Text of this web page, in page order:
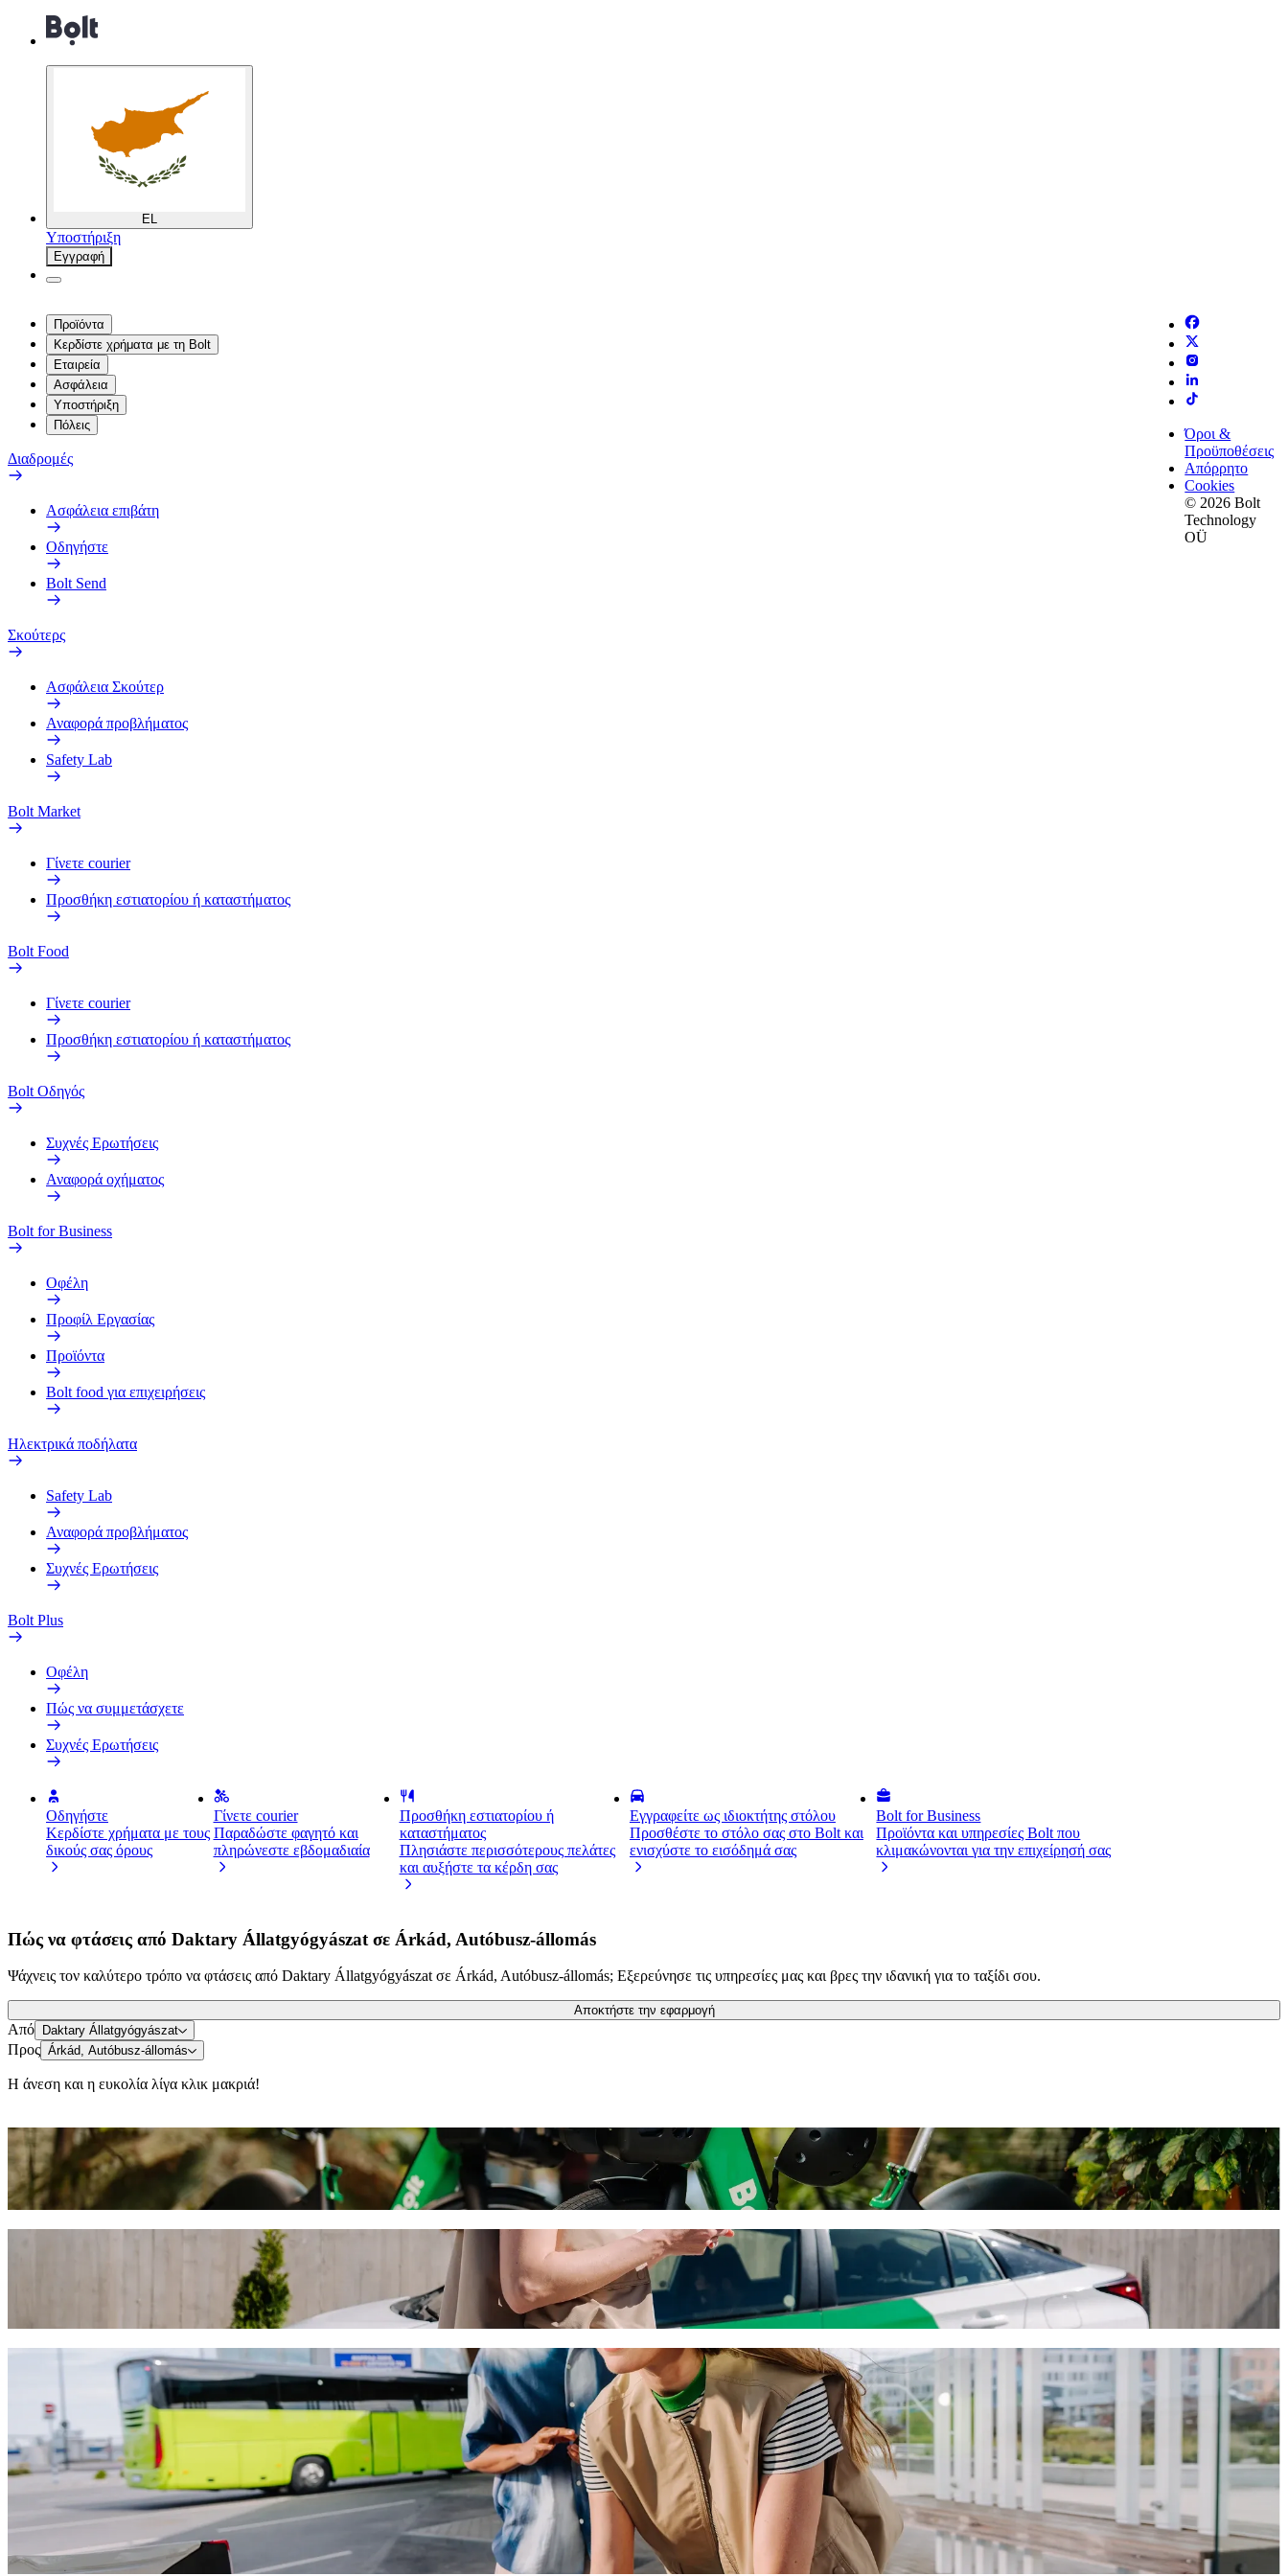
EL
Υποστήριξη
Εγγραφή
Προϊόντα
Κερδίστε χρήματα με τη Bolt
Εταιρεία
Ασφάλεια
Υποστήριξη
Πόλεις
Διαδρομές
Ασφάλεια επιβάτη
Οδηγήστε
Bolt Send
Σκούτερς
Ασφάλεια Σκούτερ
Αναφορά προβλήματος
Safety Lab
Bolt Market
Γίνετε courier
Προσθήκη εστιατορίου ή καταστήματος
Bolt Food
Γίνετε courier
Προσθήκη εστιατορίου ή καταστήματος
Bolt Οδηγός
Συχνές Ερωτήσεις
Αναφορά οχήματος
Bolt for Business
Οφέλη
Προφίλ Εργασίας
Προϊόντα
Bolt food για επιχειρήσεις
Ηλεκτρικά ποδήλατα
Safety Lab
Αναφορά προβλήματος
Συχνές Ερωτήσεις
Bolt Plus
Οφέλη
Πώς να συμμετάσχετε
Συχνές Ερωτήσεις
Οδηγήστε
Κερδίστε χρήματα με τους
δικούς σας όρους
Γίνετε courier
Παραδώστε φαγητό και
πληρώνεστε εβδομαδιαία
Προσθήκη εστιατορίου ή
καταστήματος
Πλησιάστε περισσότερους πελάτες
και αυξήστε τα κέρδη σας
Εγγραφείτε ως ιδιοκτήτης στόλου
Προσθέστε το στόλο σας στο Bolt και
ενισχύστε το εισόδημά σας
Bolt for Business
Προϊόντα και υπηρεσίες Bolt που
κλιμακώνονται για την επιχείρησή σας
Όροι &
Προϋποθέσεις
Απόρρητο
Cookies
© 2026 Bolt
Technology
OÜ
Πώς να φτάσεις από Daktary Állatgyógyászat σε Árkád, Autóbusz-állomás
Ψάχνεις τον καλύτερο τρόπο να φτάσεις από Daktary Állatgyógyászat σε Árkád, Autóbusz-állomás; Εξερεύνησε τις υπηρεσίες μας και βρες την ιδανική για το ταξίδι σου.
Αποκτήστε την εφαρμογή
Από Daktary Állatgyógyászat
Προς Árkád, Autóbusz-állomás
Η άνεση και η ευκολία λίγα κλικ μακριά!
Σκούτερ ή ηλεκτρικά ποδήλατα
Μετακινήσου στην Pécs με Scooters ή E-bikes
Κατέβασε την εφαρμογή Bolt
Πήγαινε από Daktary Állatgyógyászat σε Árkád, Autóbusz-állomás με Bolt ride-hailing
Σου συνιστούμε να επιλέξεις τη Bolt ride-hailing αν ψάχνεις για την καλύτερη τιμή για να φτάσεις στο Árkád, Autóbusz-állomás. Με τη Bolt, αυτή η διαδρομή θα διαρκέσει περίπου 7 λ. και θα κοστίσει γύρω
στα 2.482,50 HUF HUF. Όποια και αν είναι η περίσταση, θα βρούμε το ιδανικό όχημα για εσένα.
Υπηρεσίες Bolt για να φτάσεις από Daktary Állatgyógyászat σε Árkád, Autóbusz-állomás
Πολλές αποσκευές; Κάνε κράτηση στα XL φορτηγάκια μας για μέχρι 6 άτομα.
Θέλεις να φτάσεις με στιλ; Δοκίμασε τα premium αυτοκίνητα της Bolt.
Ταξιδεύεις με παιδιά; Παράγγειλε μια φιλική προς τα παιδιά διαδρομή με ανυψωτικό κάθισμα.
Το κατοικίδιό σου έρχεται μαζί; Δοκίμασε τις φιλικές προς τα κατοικίδια διαδρομές μας.
Χρειάζεσαι επιπλέον βοήθεια; Η κατηγορία assist προσφέρει οχήματα προσβάσιμα σε αναπηρικό αμαξίδιο (WAV).
Προσιτές διαδρομές; Απόλαυσε compact αυτοκίνητα σε χαμηλότερη τιμή με τη Bolt basic.
Κατέβασε την εφαρμογή Bolt